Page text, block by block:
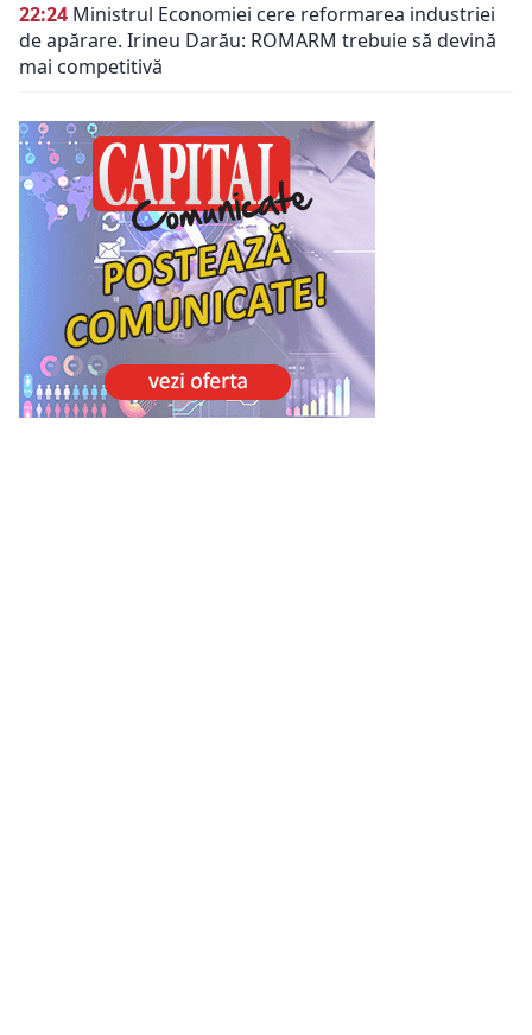
22:24 Ministrul Economiei cere reformarea industriei
de apărare. Irineu Darău: ROMARM trebuie să devină
mai competitivă